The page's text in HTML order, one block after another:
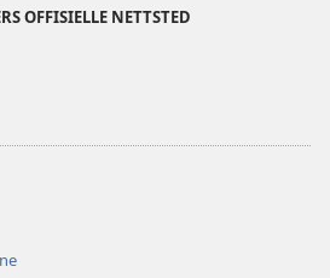
OFFISIELLE NETTSTED